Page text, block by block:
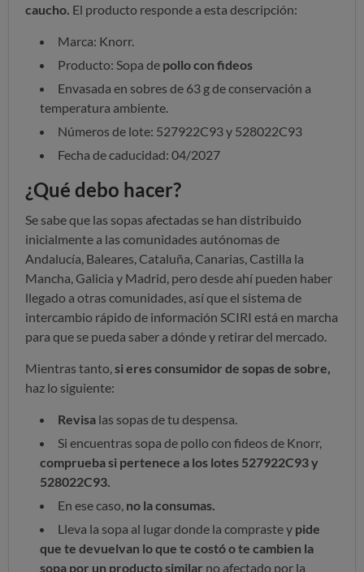
caucho. El producto responde a esta descripción:
Marca: Knorr.
Producto: Sopa de pollo con fideos
Envasada en sobres de 63 g de conservación a
temperatura ambiente.
Números de lote: 527922C93 y 528022C93
Fecha de caducidad: 04/2027
¿Qué debo hacer?
Se sabe que las sopas afectadas se han distribuido
inicialmente a las comunidades autónomas de
Andalucía, Baleares, Cataluña, Canarias, Castilla la
Mancha, Galicia y Madrid, pero desde ahí pueden haber
llegado a otras comunidades, así que el sistema de
intercambio rápido de información SCIRI está en marcha
para que se pueda saber a dónde y retirar del mercado.
Mientras tanto, si eres consumidor de sopas de sobre,
haz lo siguiente:
Revisa las sopas de tu despensa.
Si encuentras sopa de pollo con fideos de Knorr,
comprueba si pertenece a los lotes 527922C93 y
528022C93.
En ese caso, no la consumas.
Lleva la sopa al lugar donde la compraste y pide
que te devuelvan lo que te costó o te cambien la
sopa por un producto similar no afectado por la